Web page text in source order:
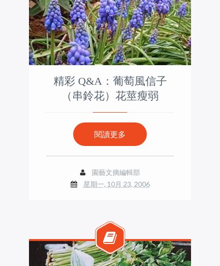
精彩 Q&A：葡萄風信子
（串鈴花）花莖瘦弱
閱讀更多
園藝文摘編輯部
星期一, 10月 23, 2006